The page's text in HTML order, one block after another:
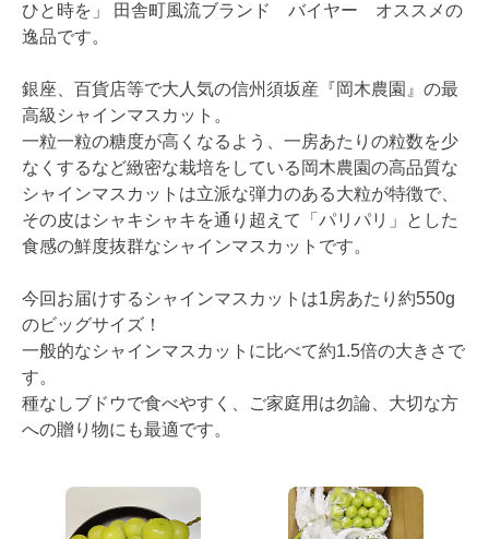
ひと時を」 田舎町風流ブランド バイヤー オススメの
逸品です。
銀座、百貨店等で大人気の信州須坂産『岡木農園』の最
高級シャインマスカット。
一粒一粒の糖度が高くなるよう、一房あたりの粒数を少
なくするなど緻密な栽培をしている岡木農園の高品質な
シャインマスカットは立派な弾力のある大粒が特徴で、
その皮はシャキシャキを通り超えて「パリパリ」とした
食感の鮮度抜群なシャインマスカットです。
今回お届けするシャインマスカットは1房あたり約550g
のビッグサイズ！
一般的なシャインマスカットに比べて約1.5倍の大きさで
す。
種なしブドウで食べやすく、ご家庭用は勿論、大切な方
への贈り物にも最適です。